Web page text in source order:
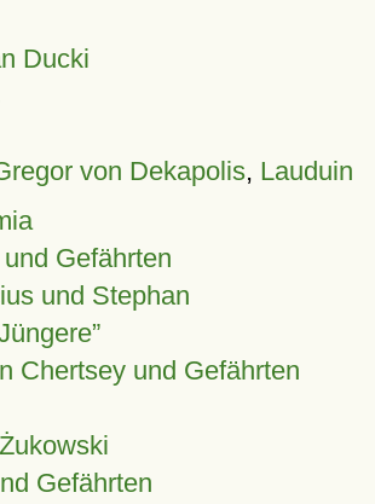
Ducki
von Dekapolis, Lauduin
Gefährten
und Stephan
Chertsey und Gefährten
Gefährten